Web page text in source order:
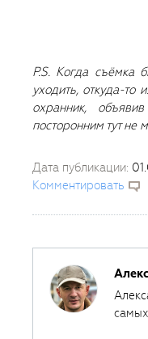
P.S. Когда съёмка
уходить, откуда-то
охранник,
посторонним тут не
Дата публикации:
Комментировать